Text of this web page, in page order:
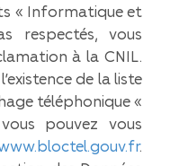
« Informatique et
respectés, vous
à la CNIL.
de la liste
téléphonique «
pouvez vous
.